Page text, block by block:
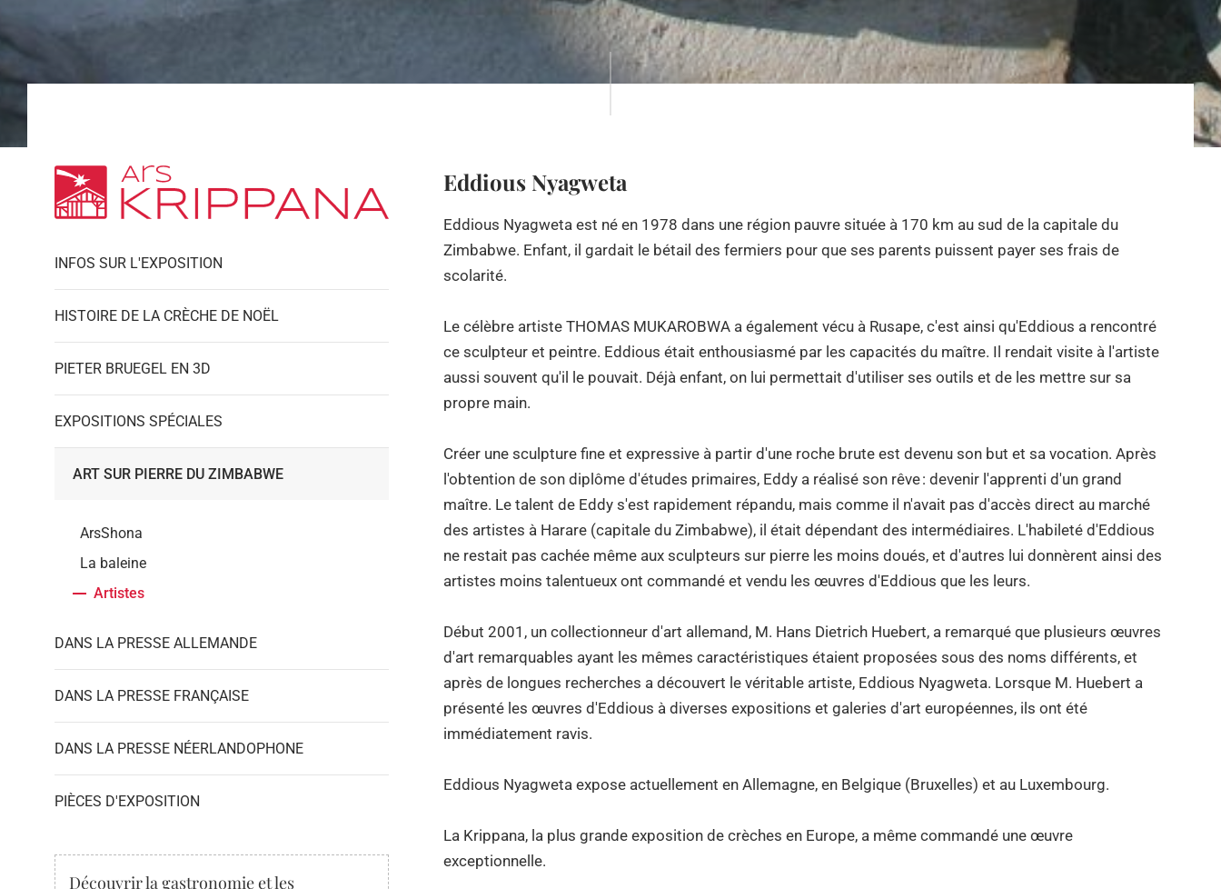
INFOS SUR L'EXPOSITION
HISTOIRE DE LA CRÈCHE DE NOËL
PIETER BRUEGEL EN 3D
EXPOSITIONS SPÉCIALES
ART SUR PIERRE DU ZIMBABWE
ArsShona
La baleine
Artistes
DANS LA PRESSE ALLEMANDE
DANS LA PRESSE FRANÇAISE
DANS LA PRESSE NÉERLANDOPHONE
PIÈCES D'EXPOSITION
Découvrir la gastronomie et les
Eddious Nyagweta
Eddious Nyagweta est né en 1978 dans une région pauvre située à 170 km au sud de la capitale du
Zimbabwe. Enfant, il gardait le bétail des fermiers pour que ses parents puissent payer ses frais de
scolarité.
Le célèbre artiste THOMAS MUKAROBWA a également vécu à Rusape, c'est ainsi qu'Eddious a rencontré
ce sculpteur et peintre. Eddious était enthousiasmé par les capacités du maître. Il rendait visite à l'artiste
aussi souvent qu'il le pouvait. Déjà enfant, on lui permettait d'utiliser ses outils et de les mettre sur sa
propre main.
Créer une sculpture fine et expressive à partir d'une roche brute est devenu son but et sa vocation. Après
l'obtention de son diplôme d'études primaires, Eddy a réalisé son rêve : devenir l'apprenti d'un grand
maître. Le talent de Eddy s'est rapidement répandu, mais comme il n'avait pas d'accès direct au marché
des artistes à Harare (capitale du Zimbabwe), il était dépendant des intermédiaires. L'habileté d'Eddious
ne restait pas cachée même aux sculpteurs sur pierre les moins doués, et d'autres lui donnèrent ainsi des
artistes moins talentueux ont commandé et vendu les œuvres d'Eddious que les leurs.
Début 2001, un collectionneur d'art allemand, M. Hans Dietrich Huebert, a remarqué que plusieurs œuvres
d'art remarquables ayant les mêmes caractéristiques étaient proposées sous des noms différents, et
après de longues recherches a découvert le véritable artiste, Eddious Nyagweta. Lorsque M. Huebert a
présenté les œuvres d'Eddious à diverses expositions et galeries d'art européennes, ils ont été
immédiatement ravis.
Eddious Nyagweta expose actuellement en Allemagne, en Belgique (Bruxelles) et au Luxembourg.
La Krippana, la plus grande exposition de crèches en Europe, a même commandé une œuvre
exceptionnelle.